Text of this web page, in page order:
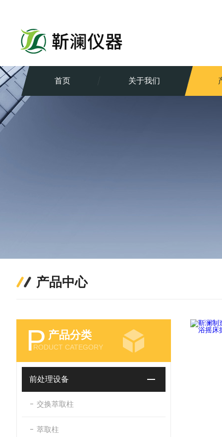
首页 关于我们
产品中心
P 产品分类
RODUCT CATEGORY
前处理设备
交换萃取柱
萃取柱